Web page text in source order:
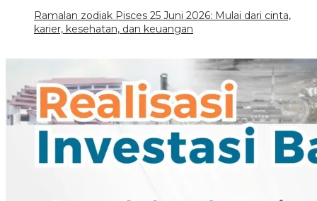
Ramalan zodiak Pisces 25 Juni 2026: Mulai dari cinta,
karier, kesehatan, dan keuangan